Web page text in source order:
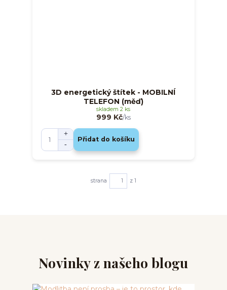
3D energetický štítek - MOBILNÍ
TELEFON (měď)
999 Kč/ks
skladem 2 ks
Přidat do košíku
strana z 1
Novinky z našeho blogu